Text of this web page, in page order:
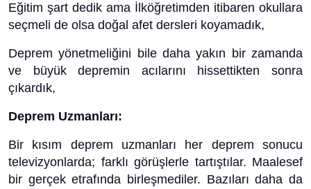
Eğitim şart dedik ama İlköğretimden itibaren okullara
seçmeli de olsa doğal afet dersleri koyamadık,
Deprem yönetmeliğini bile daha yakın bir zamanda
ve büyük depremin acılarını hissettikten sonra
çıkardık,
Deprem Uzmanları:
Bir kısım deprem uzmanları her deprem sonucu
televizyonlarda; farklı görüşlerle tartıştılar. Maalesef
bir gerçek etrafında birleşmediler. Bazıları daha da